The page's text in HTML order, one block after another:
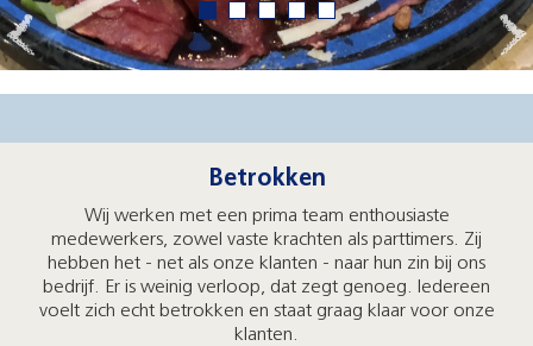
Betrokken
Wij werken met een prima team enthousiaste
medewerkers, zowel vaste krachten als parttimers. Zij
hebben het - net als onze klanten - naar hun zin bij ons
bedrijf. Er is weinig verloop, dat zegt genoeg. Iedereen
voelt zich echt betrokken en staat graag klaar voor onze
klanten.